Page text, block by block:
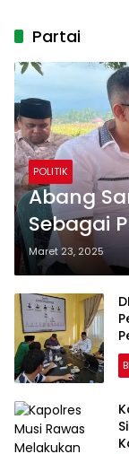
Partai
POLITIK
Abang
Sebagai
Firdana:
Maret 23, 2025